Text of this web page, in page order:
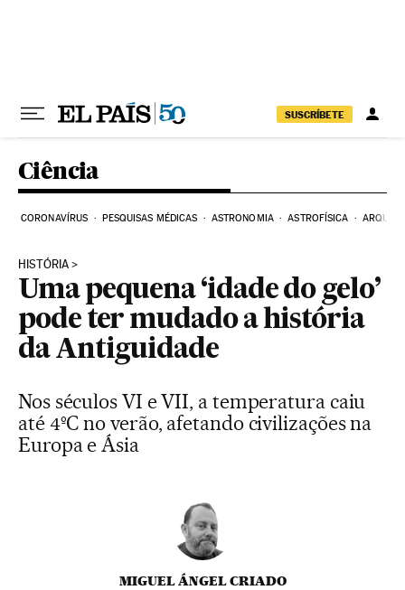
SUSCRÍBETE
Ciência
CORONAVÍRUS PESQUISAS MÉDICAS ASTRONOMIA ASTROFÍSICA
HISTÓRIA
Uma pequena ‘idade do gelo’
pode ter mudado a história
da Antiguidade
Nos séculos VI e VII, a temperatura caiu
até 4ºC no verão, afetando civilizações na
Europa e Ásia
MIGUEL ÁNGEL CRIADO